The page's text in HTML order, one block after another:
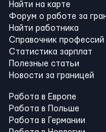
Найти на карте
Форум о работе за
Найти работника
Справочник профессий
Статистика зарплат
Полезные статьи
Новости за границей
Работа в Европе
Работа в Польше
Работа в Германии